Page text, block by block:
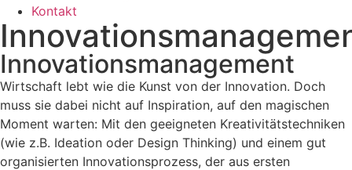
Kontakt
Innovationsmanagement
Wirtschaft lebt wie die Kunst von der Innovation. Doch
muss sie dabei nicht auf Inspiration, auf den magischen
Moment warten: Mit den geeigneten Kreativitätstechniken
(wie z.B. Ideation oder Design Thinking) und einem gut
organisierten Innovationsprozess, der aus ersten